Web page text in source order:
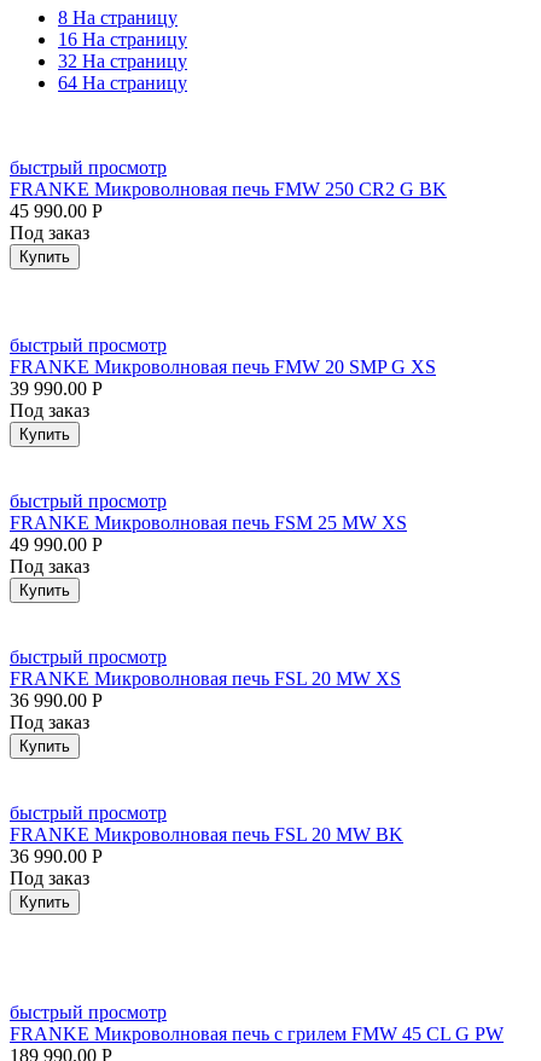
8 На страницу
16 На страницу
32 На страницу
64 На страницу
быстрый просмотр
FRANKE Микроволновая печь FMW 250 CR2 G BK
45 990.00 Р
Под заказ
Купить
быстрый просмотр
FRANKE Микроволновая печь FMW 20 SMP G XS
39 990.00 Р
Под заказ
Купить
быстрый просмотр
FRANKE Микроволновая печь FSM 25 MW XS
49 990.00 Р
Под заказ
Купить
быстрый просмотр
FRANKE Микроволновая печь FSL 20 MW XS
36 990.00 Р
Под заказ
Купить
быстрый просмотр
FRANKE Микроволновая печь FSL 20 MW BK
36 990.00 Р
Под заказ
Купить
быстрый просмотр
FRANKE Микроволновая печь с грилем FMW 45 CL G PW
189 990.00 Р